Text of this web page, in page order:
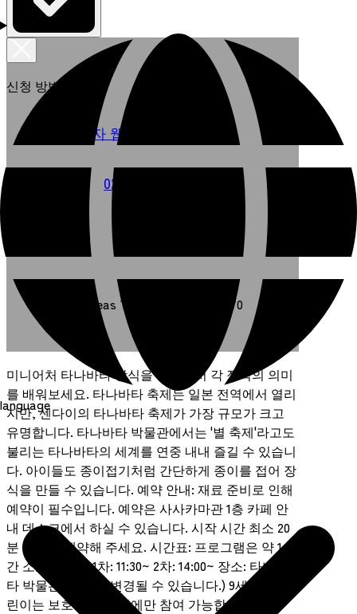
language
신청 방법 선택
사업자 웹사이트에서 신청
022-238-7170
전화로 신청
Overseas TEL +81-22-238-7170
미니어처 타나바타 장식을 만들면서 각 장식의 의미
를 배워보세요. 타나바타 축제는 일본 전역에서 열리
지만, 센다이의 타나바타 축제가 가장 규모가 크고
유명합니다. 타나바타 박물관에서는 '별 축제'라고도
불리는 타나바타의 세계를 연중 내내 즐길 수 있습니
다. 아이들도 종이접기처럼 간단하게 종이를 접어 장
식을 만들 수 있습니다. 예약 안내: 재료 준비로 인해
예약이 필수입니다. 예약은 사사카마관 1층 카페 안
내 데스크에서 하실 수 있습니다. 시작 시간 최소 20
분 전까지 예약해 주세요. 시간표: 프로그램은 약 1시
간 소요됩니다. 1차: 11:30~ 2차: 14:00~ 장소: 타나바
타 박물관 (장소는 변경될 수 있습니다.) 9세 미만 어
린이는 보호자 동반 시에만 참여 가능합니다.